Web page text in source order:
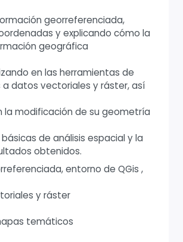
georreferenciada,
y explicando cómo la
geográfica
en las herramientas de
datos vectoriales y ráster, así
la modificación de su geometría
de análisis espacial y la
obtenidos.
entorno de QGis ,
y ráster
temáticos